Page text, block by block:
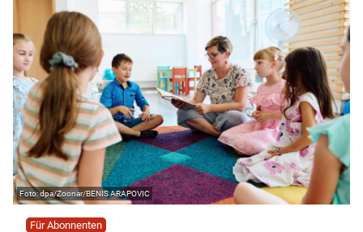
dpa/Zoonar/BENIS ARAPOVIC
Für Abonnenten